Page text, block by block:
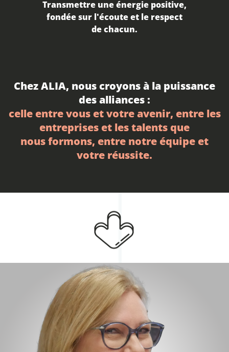
Transmettre une énergie positive,
fondée sur l'écoute et le respect
de chacun.
Chez ALIA, nous croyons à la puissance
des alliances :
celle entre vous et votre avenir, entre les
entreprises et les talents que
nous formons, entre notre équipe et
votre réussite.